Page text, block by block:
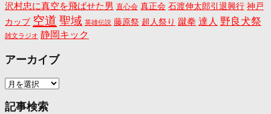
沢村忠に真空を飛ばせた男 直心会 真正会 石渡伸太郎引退興行 神戸
カップ 空道 聖域 英雄伝説 藤原祭 超人祭り 蹴拳 達人 野良犬祭
雑文ラジオ 静岡キック
アーカイブ
ア
カ
記事検索